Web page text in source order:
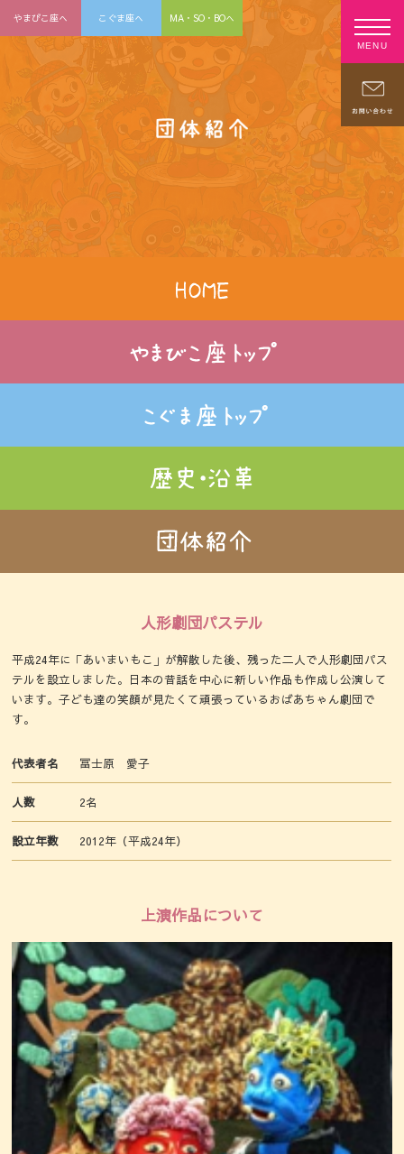
MENU
やまびこ座へ こぐま座へ MA・SO・BOへ
人形劇団パステル
平成24年に「あいまいもこ」が解散した後、残った二人で人形劇団パス
テルを設立しました。日本の昔話を中心に新しい作品も作成し公演して
います。子ども達の笑顔が見たくて頑張っているおばあちゃん劇団で
す。
代表者名 冨士原 愛子
人数 2名
設立年数 2012年（平成24年）
上演作品について